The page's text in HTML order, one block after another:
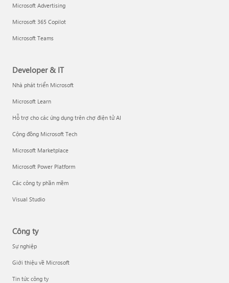
Microsoft Advertising
Microsoft 365 Copilot
Microsoft Teams
Developer & IT
Nhà phát triển Microsoft
Microsoft Learn
Hỗ trợ cho các ứng dụng trên chợ điện tử AI
Cộng đồng Microsoft Tech
Microsoft Marketplace
Microsoft Power Platform
Các công ty phần mềm
Visual Studio
Công ty
Sự nghiệp
Giới thiệu về Microsoft
Tin tức công ty